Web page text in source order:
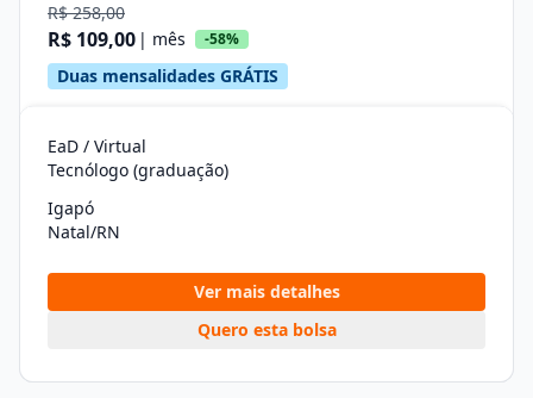
R$ 258,00
R$ 109,00 | mês -58%
Duas mensalidades GRÁTIS
EaD / Virtual
Tecnólogo (graduação)
Igapó
Natal/RN
Ver mais detalhes
Quero esta bolsa